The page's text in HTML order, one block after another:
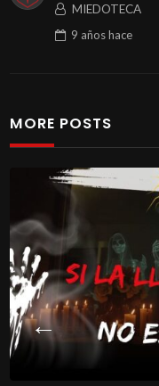
MIEDOTECA
9 añoshace
MORE POSTS